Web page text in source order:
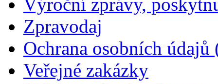
Zpravodaj
Ochrana osobních údajů
Veřejné zakázky